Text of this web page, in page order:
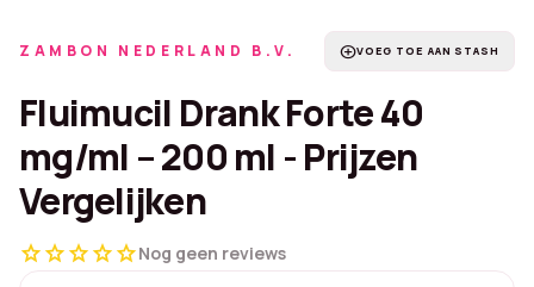
ZAMBON NEDERLAND B.V. add_circleVOEG TOE AAN STASH
Fluimucil Drank Forte 40
mg/ml – 200 ml - Prijzen
Vergelijken
starstarstarstarstarNog geen reviews